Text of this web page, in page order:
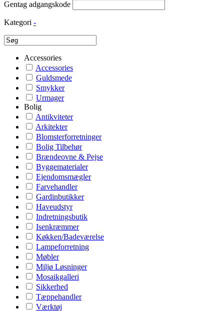
Gentag adgangskode
Kategori -
Accessories
Accessories
Guldsmede
Smykker
Urmager
Bolig
Antikviteter
Arkitekter
Blomsterforretninger
Bolig Tilbehør
Brændeovne & Pejse
Byggematerialer
Ejendomsmægler
Farvehandler
Gardinbutikker
Haveudstyr
Indretningsbutik
Isenkræmmer
Køkken/Badeværelse
Lampeforretning
Møbler
Miljø Løsninger
Mosaikgalleri
Sikkerhed
Tæppehandler
Værktøj